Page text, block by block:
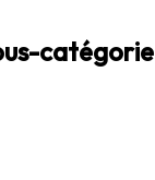
catégorie